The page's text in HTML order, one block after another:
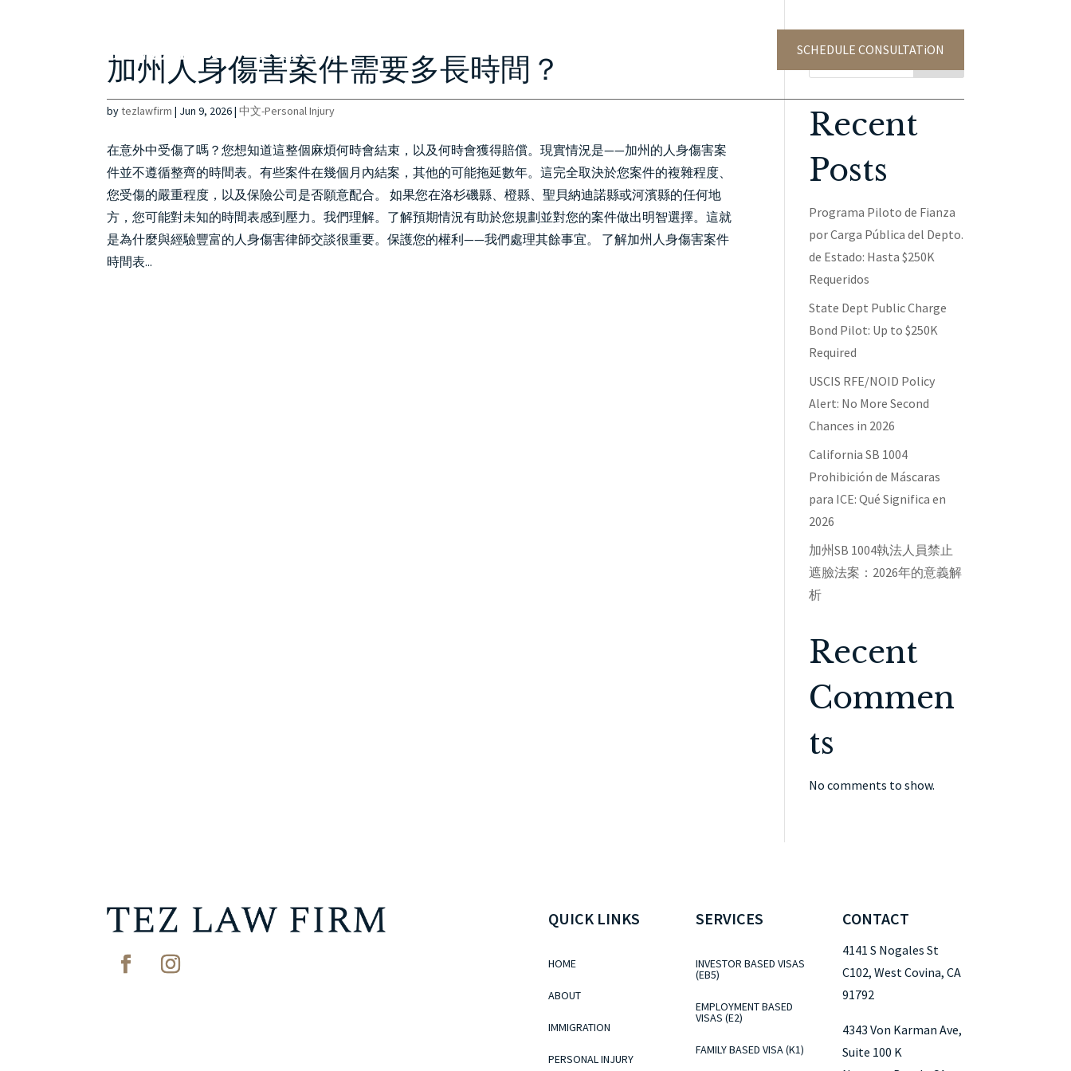
SCHEDULE CONSULTATiON
加州人身傷害案件需要多長時間？
bytezlawfirm | Jun 9, 2026|中文-Personal Injury
在意外中受傷了嗎？您想知道這整個麻煩何時會結束，以及何時會獲得賠償。現實情況是——加州的人身傷害案
件並不遵循整齊的時間表。有些案件在幾個月內結案，其他的可能拖延數年。這完全取決於您案件的複雜程度、
您受傷的嚴重程度，以及保險公司是否願意配合。 如果您在洛杉磯縣、橙縣、聖貝納迪諾縣或河濱縣的任何地
方，您可能對未知的時間表感到壓力。我們理解。了解預期情況有助於您規劃並對您的案件做出明智選擇。這就
是為什麼與經驗豐富的人身傷害律師交談很重要。保護您的權利——我們處理其餘事宜。 了解加州人身傷害案件
時間表...
Recent
Posts
Programa Piloto de Fianza
por Carga Pública del Depto.
de Estado: Hasta $250K
Requeridos
State Dept Public Charge
Bond Pilot: Up to $250K
Required
USCIS RFE/NOID Policy
Alert: No More Second
Chances in 2026
California SB 1004
Prohibición de Máscaras
para ICE: Qué Significa en
2026
加州SB 1004執法人員禁止
遮臉法案：2026年的意義解
析
Recent
Commen
ts
No comments to show.
QUICK LINKS
HOME
ABOUT
IMMIGRATION
PERSONAL INJURY
SERVICES
INVESTOR BASED VISAS
(EB5)
EMPLOYMENT BASED
VISAS (E2)
FAMILY BASED VISA (K1)
CONTACT
4141 S Nogales St
C102, West Covina, CA
91792
4343 Von Karman Ave,
Suite 100 K